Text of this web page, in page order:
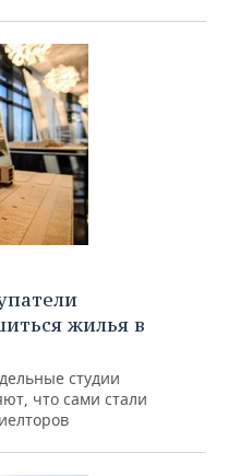
жилья в
студии
что сами стали